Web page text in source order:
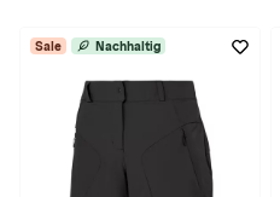
Sale Nachhaltig